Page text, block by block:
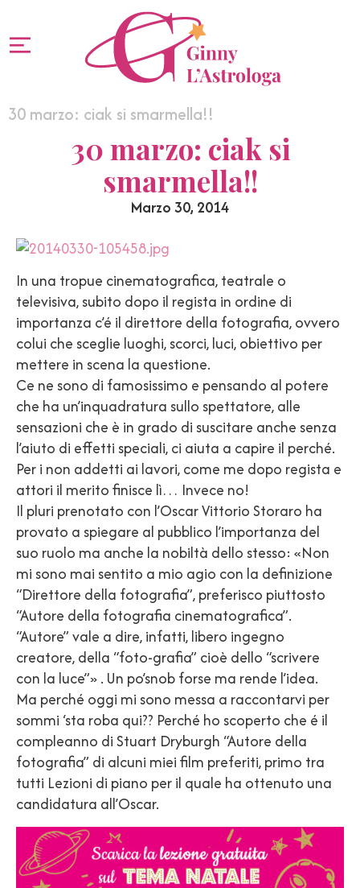
30 marzo: ciak si smarmella!!
30 marzo: ciak si
smarmella!!
Marzo 30, 2014
In una tropue cinematografica, teatrale o
televisiva, subito dopo il regista in ordine di
importanza c’é il direttore della fotografia, ovvero
colui che sceglie luoghi, scorci, luci, obiettivo per
mettere in scena la questione.
Ce ne sono di famosissimo e pensando al potere
che ha un’inquadratura sullo spettatore, alle
sensazioni che è in grado di suscitare anche senza
l’aiuto di effetti speciali, ci aiuta a capire il perché.
Per i non addetti ai lavori, come me dopo regista e
attori il merito finisce lì… Invece no!
Il pluri prenotato con l’Oscar Vittorio Storaro ha
provato a spiegare al pubblico l’importanza del
suo ruolo ma anche la nobiltà dello stesso: «Non
mi sono mai sentito a mio agio con la definizione
“Direttore della fotografia”, preferisco piuttosto
“Autore della fotografia cinematografica”.
“Autore” vale a dire, infatti, libero ingegno
creatore, della “foto-grafia” cioè dello “scrivere
con la luce”» . Un po’snob forse ma rende l’idea.
Ma perché oggi mi sono messa a raccontarvi per
sommi ‘sta roba qui?? Perché ho scoperto che é il
compleanno di Stuart Dryburgh “Autore della
fotografia” di alcuni miei film preferiti, primo tra
tutti Lezioni di piano per il quale ha ottenuto una
candidatura all’Oscar.